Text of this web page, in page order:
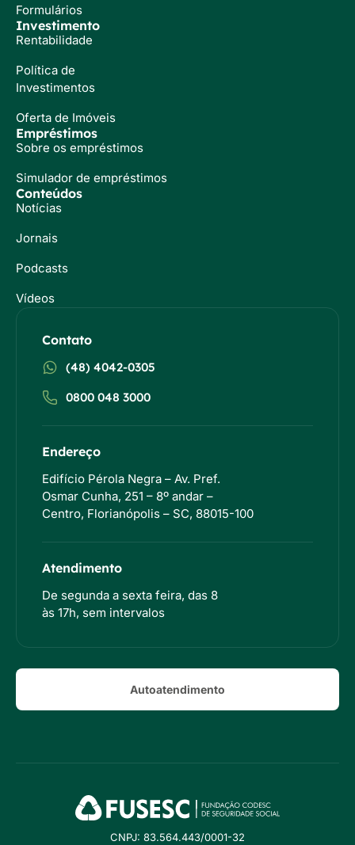
Formulários
Investimento
Rentabilidade
Política de
Investimentos
Oferta de Imóveis
Empréstimos
Sobre os empréstimos
Simulador de empréstimos
Conteúdos
Notícias
Jornais
Podcasts
Vídeos
Contato
(48) 4042-0305
0800 048 3000
Endereço
Edifício Pérola Negra – Av. Pref.
Osmar Cunha, 251 – 8º andar –
Centro, Florianópolis – SC, 88015-100
Atendimento
De segunda a sexta feira, das 8
às 17h, sem intervalos
Autoatendimento
CNPJ: 83.564.443/0001-32